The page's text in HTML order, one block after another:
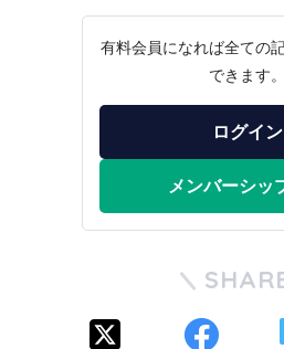
有料会員になれば全ての
できます。
ログイン
メンバーシッ